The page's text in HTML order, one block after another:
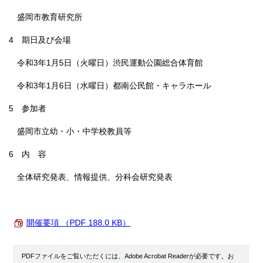
盛岡市教育研究所
4 期日及び会場
令和3年1月5日（火曜日）渋民運動公園総合体育館
令和3年1月6日（水曜日）都南公民館・キャラホール
5 参加者
盛岡市立幼・小・中学校教員等
6 内 容
全体研究発表、情報提供、分科会研究発表
開催要項 （PDF 188.0 KB）
PDFファイルをご覧いただくには、Adobe Acrobat Readerが必要です。お